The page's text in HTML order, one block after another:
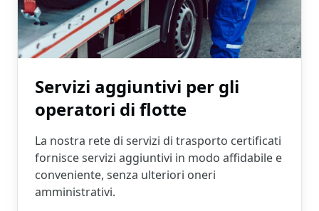
Servizi aggiuntivi per gli
operatori di flotte
La nostra rete di servizi di trasporto certificati
fornisce servizi aggiuntivi in modo affidabile e
conveniente, senza ulteriori oneri
amministrativi.